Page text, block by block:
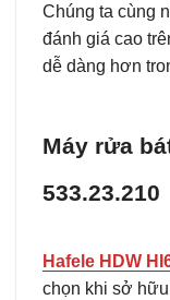
Chúng ta cùng
đánh giá cao
dễ dàng hơn
Máy rửa
533.23.210
Hafele HDW
chọn khi sở